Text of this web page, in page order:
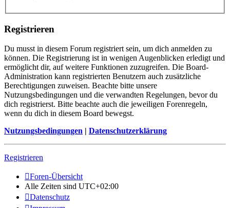
Registrieren
Du musst in diesem Forum registriert sein, um dich anmelden zu
können. Die Registrierung ist in wenigen Augenblicken erledigt und
ermöglicht dir, auf weitere Funktionen zuzugreifen. Die Board-
Administration kann registrierten Benutzern auch zusätzliche
Berechtigungen zuweisen. Beachte bitte unsere
Nutzungsbedingungen und die verwandten Regelungen, bevor du
dich registrierst. Bitte beachte auch die jeweiligen Forenregeln,
wenn du dich in diesem Board bewegst.
Nutzungsbedingungen | Datenschutzerklärung
Registrieren
Foren-Übersicht
Alle Zeiten sind UTC+02:00
Datenschutz